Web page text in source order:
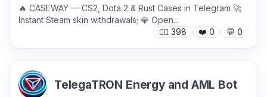
Причина жалобы*
🔥 CASEWAY — CS2, Dota 2 & Rust Cases in Telegram 🚀
Instant Steam skin withdrawals; 💎 Open...
🙍‍♂️ 398 ❤️ 0 💬 0
TelegaTRON Energy and AML Bot